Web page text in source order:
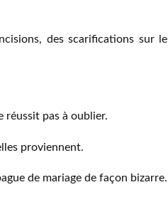
des scarifications sur le
réussit pas à oublier.
proviennent.
de mariage de façon bizarre.